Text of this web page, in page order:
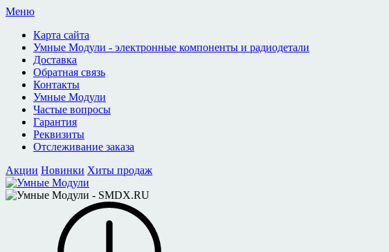
Меню
Карта сайта
Умные Модули - электронные компоненты и радиодетали
Доставка
Обратная связь
Контакты
Умные Модули
Частые вопросы
Гарантия
Реквизиты
Отслеживание заказа
Акции Новинки Хиты продаж